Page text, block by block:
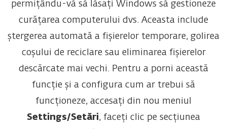
permițându-vă să lăsați Windows să gestioneze
curățarea computerului dvs. Aceasta include
ștergerea automată a fișierelor temporare, golirea
coșului de reciclare sau eliminarea fișierelor
descărcate mai vechi. Pentru a porni această
funcție și a configura cum ar trebui să
funcționeze, accesați din nou meniul
Settings/Setări, faceți clic pe secțiunea